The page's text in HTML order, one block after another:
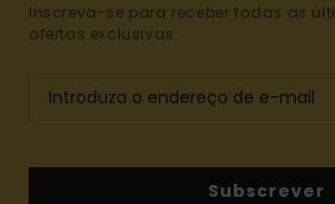
Inscreva-se para receber todas as
ofertas exclusivas.
Subscrever